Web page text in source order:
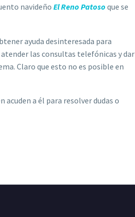
navideño El Reno Patoso que se
ayuda desinteresada para
las consultas telefónicas y dar
Claro que esto no es posible en
acuden a él para resolver dudas o